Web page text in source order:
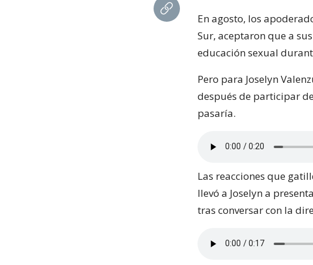
En agosto, los
Sur, aceptaron que a
educación sexual
Pero para Joselyn
después de participar
pasaría.
Las reacciones que
llevó a Joselyn a
tras conversar con la